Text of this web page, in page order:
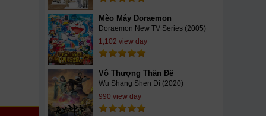
Mèo Máy Doraemon
Doraemon New TV Series (2005)
1,102 view day
Vô Thượng Thần Đế
Wu Shang Shen Di (2020)
990 view day